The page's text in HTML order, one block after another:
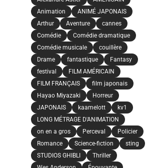
Animation
ANIMÉ JAPONAIS
Arthur
Aventure
cannes
Comédie
Comédie dramatique
Comédie musicale
couillère
Drame
fantastique
Fantasy
festival
FILM AMÉRICAIN
FILM FRANÇAIS
film japonais
Hayao Miyazaki
Horreur
JAPONAIS
kaamelott
kv1
LONG MÉTRAGE D'ANIMATION
on en a gros
Perceval
Policier
Romance
Science-fiction
sting
STUDIOS GHIBLI
Thriller